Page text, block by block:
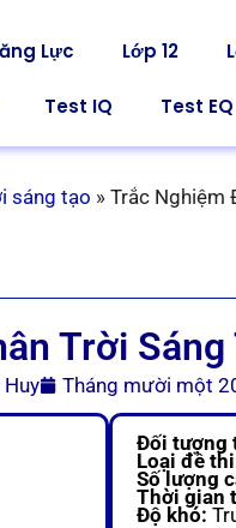
Lực Lớp 12
Test IQ Test EQ
sáng tạo » Trắc Nghiệm
Trời
Huy Tháng mười một
Đối tượng
Loại đề
Số lượng
Thời gian
Độ khó: